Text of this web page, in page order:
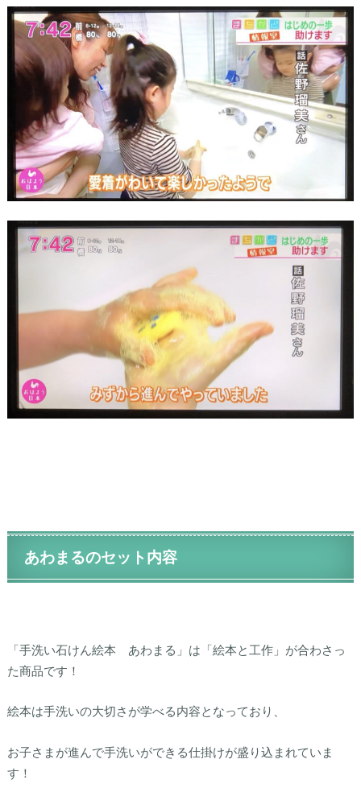
あわまるのセット内容
「手洗い石けん絵本 あわまる」は「絵本と工作」が合わさっ
た商品です！
絵本は手洗いの大切さが学べる内容となっており、
お子さまが進んで手洗いができる仕掛けが盛り込まれていま
す！